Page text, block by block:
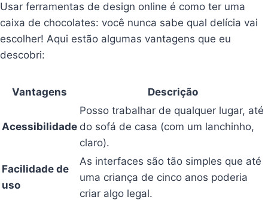
Usar ferramentas de design online é como ter uma
caixa de chocolates: você nunca sabe qual delícia vai
escolher! Aqui estão algumas vantagens que eu
descobri:
Vantagens Descrição
Acessibilidade
Posso trabalhar de qualquer lugar, até
do sofá de casa (com um lanchinho,
claro).
Facilidade de
uso
As interfaces são tão simples que até
uma criança de cinco anos poderia
criar algo legal.